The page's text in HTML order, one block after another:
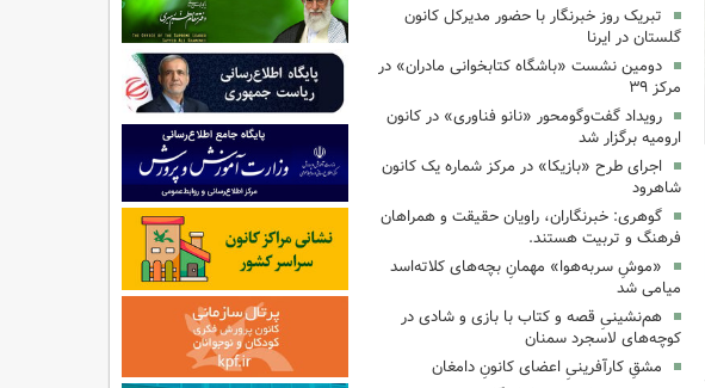
تبریک روز خبرنگار با حضور مدیرکل کانون
گلستان در ایرنا
دومین نشست «باشگاه کتابخوانی مادران» در
مرکز ۳۹
رویداد گفت‌وگومحور «نانو فناوری» در کانون
ارومیه برگزار شد
اجرای طرح «بازیکا» در مرکز شماره یک کانون
شاهرود
گوهری: خبرنگاران، راویان حقیقت و همراهان
فرهنگ و تربیت هستند.
«موشِ سربه‌هوا» مهمانِ بچه‌های کلاته‌اسد
میامی شد
هم‌نشینیِ قصه و کتاب با بازی و شادی در
کوچه‌های لاسجرد سمنان
مشقِ کارآفرینیِ اعضای کانونِ دامغان